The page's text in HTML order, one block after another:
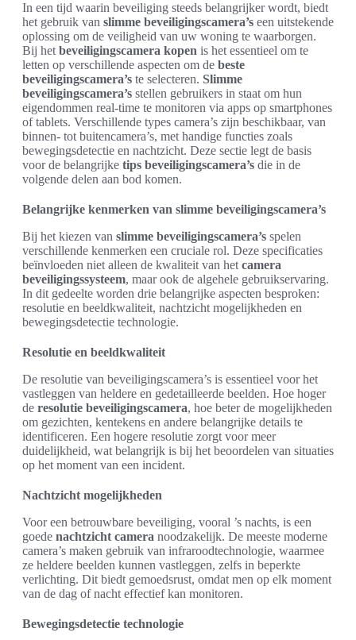
In een tijd waarin beveiliging steeds belangrijker wordt, biedt
het gebruik van slimme beveiligingscamera’s een uitstekende
oplossing om de veiligheid van uw woning te waarborgen.
Bij het beveiligingscamera kopen is het essentieel om te
letten op verschillende aspecten om de beste
beveiligingscamera’s te selecteren. Slimme
beveiligingscamera’s stellen gebruikers in staat om hun
eigendommen real-time te monitoren via apps op smartphones
of tablets. Verschillende types camera’s zijn beschikbaar, van
binnen- tot buitencamera’s, met handige functies zoals
bewegingsdetectie en nachtzicht. Deze sectie legt de basis
voor de belangrijke tips beveiligingscamera’s die in de
volgende delen aan bod komen.
Belangrijke kenmerken van slimme beveiligingscamera’s
Bij het kiezen van slimme beveiligingscamera’s spelen
verschillende kenmerken een cruciale rol. Deze specificaties
beïnvloeden niet alleen de kwaliteit van het camera
beveiligingssysteem, maar ook de algehele gebruikservaring.
In dit gedeelte worden drie belangrijke aspecten besproken:
resolutie en beeldkwaliteit, nachtzicht mogelijkheden en
bewegingsdetectie technologie.
Resolutie en beeldkwaliteit
De resolutie van beveiligingscamera’s is essentieel voor het
vastleggen van heldere en gedetailleerde beelden. Hoe hoger
de resolutie beveiligingscamera, hoe beter de mogelijkheden
om gezichten, kentekens en andere belangrijke details te
identificeren. Een hogere resolutie zorgt voor meer
duidelijkheid, wat belangrijk is bij het beoordelen van situaties
op het moment van een incident.
Nachtzicht mogelijkheden
Voor een betrouwbare beveiliging, vooral ’s nachts, is een
goede nachtzicht camera noodzakelijk. De meeste moderne
camera’s maken gebruik van infraroodtechnologie, waarmee
ze heldere beelden kunnen vastleggen, zelfs in beperkte
verlichting. Dit biedt gemoedsrust, omdat men op elk moment
van de dag of nacht effectief kan monitoren.
Bewegingsdetectie technologie